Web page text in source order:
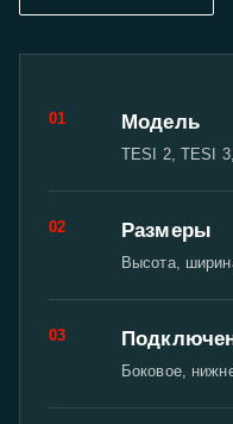
01 Модель
TESI 2, TESI
02 Размеры
Высота,
03
Боковое,